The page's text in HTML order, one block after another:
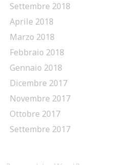
Settembre 2018
Aprile 2018
Marzo 2018
Febbraio 2018
Gennaio 2018
Dicembre 2017
Novembre 2017
Ottobre 2017
Settembre 2017